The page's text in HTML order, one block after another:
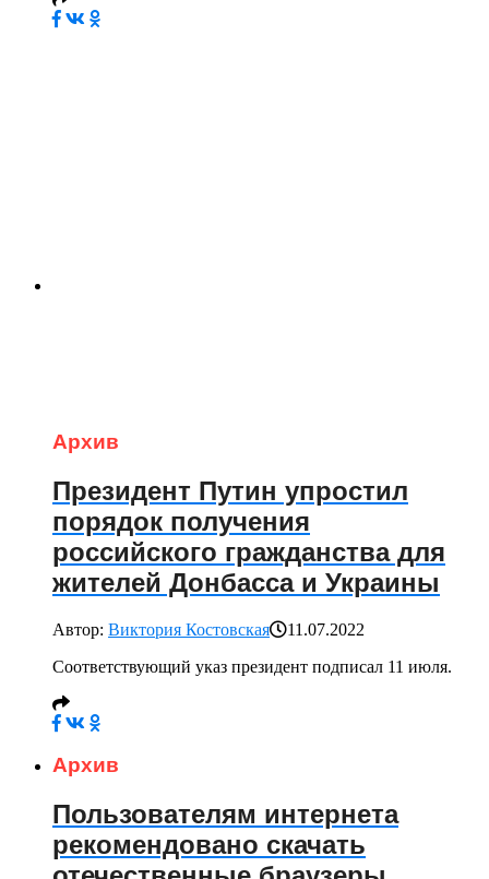
Архив
Президент Путин упростил
порядок получения
российского гражданства для
жителей Донбасса и Украины
Автор: Виктория Костовская
11.07.2022
Соответствующий указ президент подписал 11 июля.
Архив
Пользователям интернета
рекомендовано скачать